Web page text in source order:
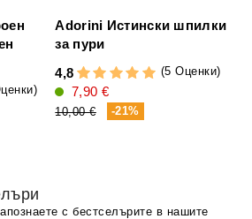
Adorini Истински шпилки
за пури
4,8
(5 Оценки)
7,90 €
10,00 € -21%
с бестселърите в нашите